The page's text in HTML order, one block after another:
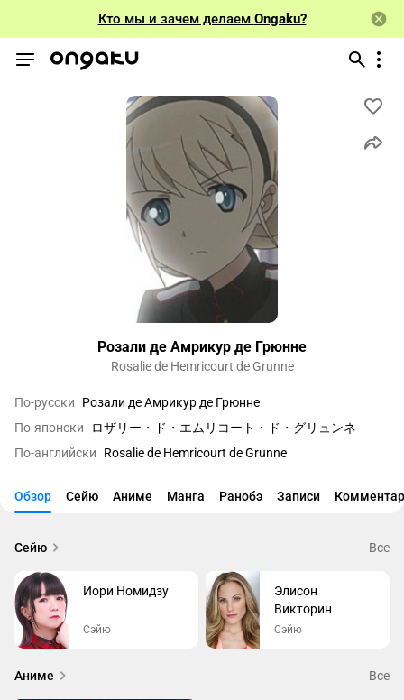
Кто мы и зачем делаем Ongaku?
Розали де Амрикур де Грюнне
Rosalie de Hemricourt de Grunne
По-русски
Розали де Амрикур де Грюнне
По-японски
ロザリー・ド・エムリコート・ド・グリュンネ
По-английски
Rosalie de Hemricourt de Grunne
Обзор Сейю Аниме Манга Ранобэ Записи
Сейю Все
Иори Номидзу
Сэйю
Элисон
Викторин
Сэйю
Аниме Все